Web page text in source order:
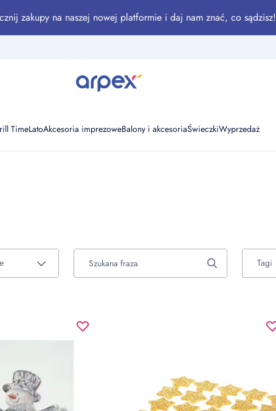
zakupy na naszej nowej platformie i daj nam znać, co sądzisz!
TimeLatoAkcesoria imprezoweBalony i akcesoriaŚwieczkiWyprzedaż
Szukana fraza Tagi